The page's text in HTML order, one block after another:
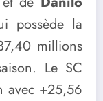
possède la
millions
Le SC
avec +25,56